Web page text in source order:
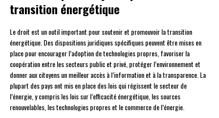
transition énergétique
Le droit est un outil important pour soutenir et promouvoir la transition
énergétique. Des dispositions juridiques spécifiques peuvent être mises en
place pour encourager l’adoption de technologies propres, favoriser la
coopération entre les secteurs public et privé, protéger l’environnement et
donner aux citoyens un meilleur accès à l’information et à la transparence. La
plupart des pays ont mis en place des lois qui régissent le secteur de
l’énergie, y compris les lois sur l’efficacité énergétique, les sources
renouvelables, les technologies propres et le commerce de l’énergie.